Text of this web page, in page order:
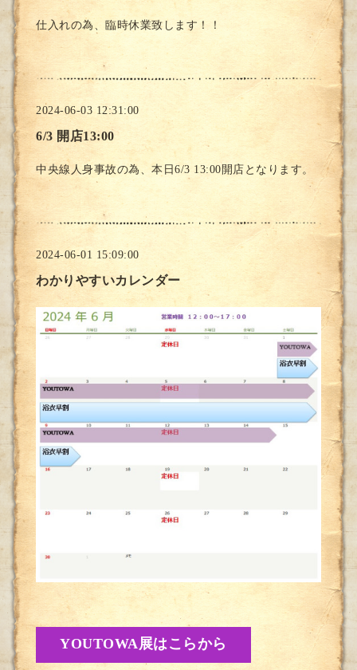
仕入れの為、臨時休業致します！！
2024-06-03 12:31:00
6/3 開店13:00
中央線人身事故の為、本日6/3 13:00開店となります。
2024-06-01 15:09:00
わかりやすいカレンダー
YOUTOWA展はこらから